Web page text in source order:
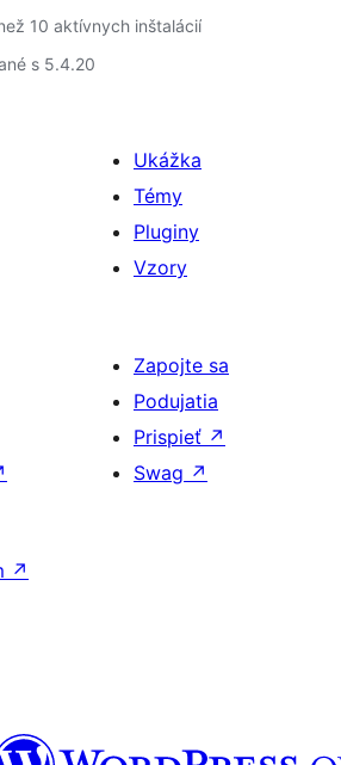
10 aktívnych inštalácií
s 5.4.20
Ukážka
Témy
Pluginy
Vzory
Zapojte sa
Podujatia
Prispieť ↗
Swag ↗
↗